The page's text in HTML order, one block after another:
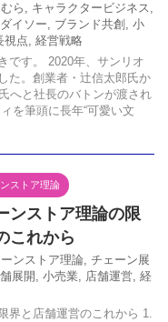
ら , キャラクタービジネス,
ダイソー, ブランド共創 , 小
視点, 経営戦略
です。 2020年、サンリオ
た。創業者・辻信太郎氏か
へと社長のバトンが渡され
を筆頭に長年“可愛い文
ストア理論
ンストア理論の限
これから
ンストア理論, チェーン展
展開 , 小売業, 店舗運営, 経
界と店舗運営のこれから 1.